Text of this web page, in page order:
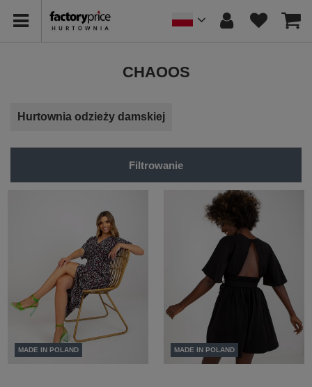
CHAOOS
Hurtownia odzieży damskiej
Filtrowanie
MADE IN POLAND MADE IN POLAND